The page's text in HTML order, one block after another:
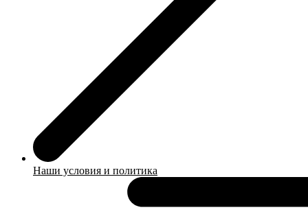
Наши условия и политика